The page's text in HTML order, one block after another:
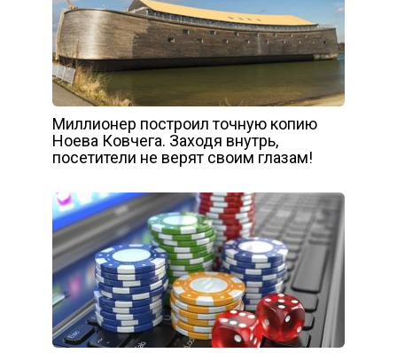
Миллионер построил точную копию
Ноева Ковчега. Заходя внутрь,
посетители не верят своим глазам!